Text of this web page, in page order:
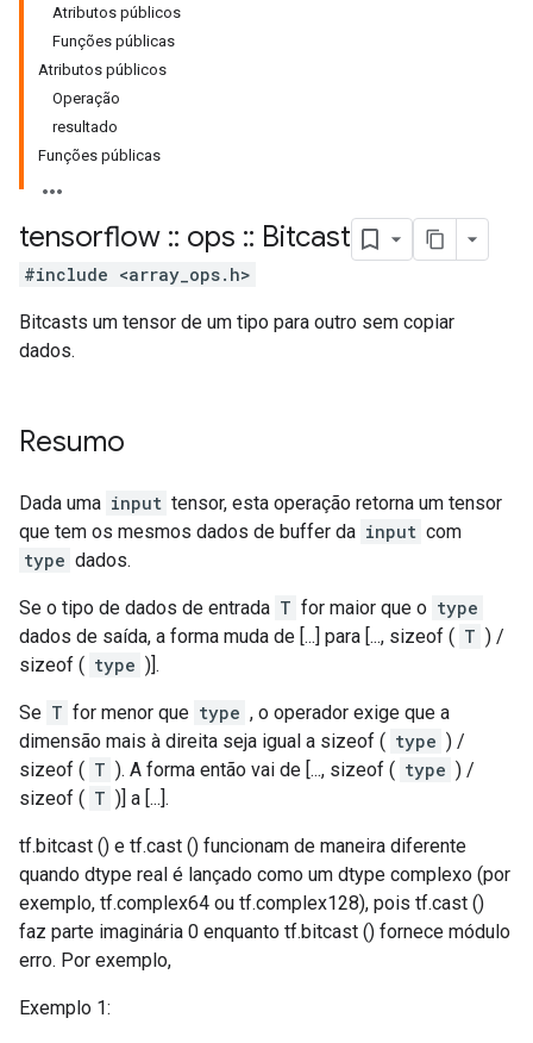
Atributos públicos
Funções públicas
Atributos públicos
Operação
resultado
Funções públicas
tensorflow :: ops :: Bitcast
#include <array_ops.h>
Bitcasts um tensor de um tipo para outro sem copiar
dados.
Resumo
Dada uma input tensor, esta operação retorna um tensor
que tem os mesmos dados de buffer da input com
type dados.
Se o tipo de dados de entrada T for maior que o type
dados de saída, a forma muda de [...] para [..., sizeof ( T ) /
sizeof ( type )].
Se T for menor que type , o operador exige que a
dimensão mais à direita seja igual a sizeof ( type ) /
sizeof ( T ). A forma então vai de [..., sizeof ( type ) /
sizeof ( T )] a [...].
tf.bitcast () e tf.cast () funcionam de maneira diferente
quando dtype real é lançado como um dtype complexo (por
exemplo, tf.complex64 ou tf.complex128), pois tf.cast ()
faz parte imaginária 0 enquanto tf.bitcast () fornece módulo
erro. Por exemplo,
Exemplo 1: